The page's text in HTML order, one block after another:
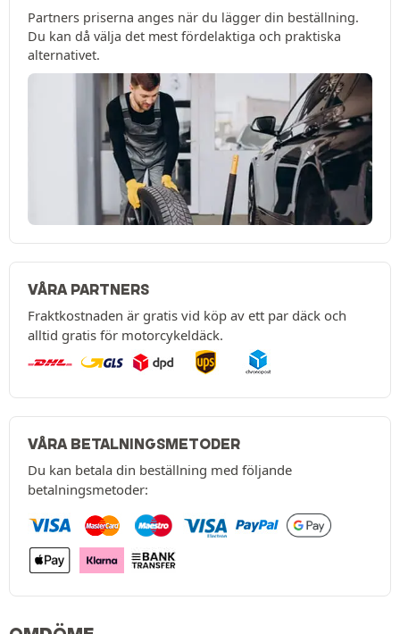
Partners priserna anges när du lägger din beställning.
Du kan då välja det mest fördelaktiga och praktiska
alternativet.
VÅRA PARTNERS
Fraktkostnaden är gratis vid köp av ett par däck och
alltid gratis för motorcykeldäck.
VÅRA BETALNINGSMETODER
Du kan betala din beställning med följande
betalningsmetoder: